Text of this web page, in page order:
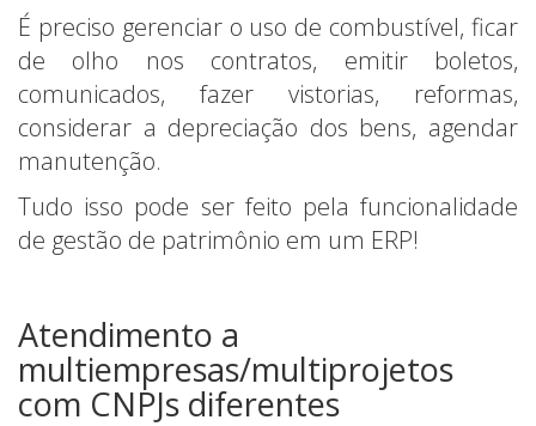
É preciso gerenciar o uso de combustível, ficar
de olho nos contratos, emitir boletos,
comunicados, fazer vistorias, reformas,
considerar a depreciação dos bens, agendar
manutenção.
Tudo isso pode ser feito pela funcionalidade
de gestão de patrimônio em um ERP!
Atendimento a
multiempresas/multiprojetos
com CNPJs diferentes